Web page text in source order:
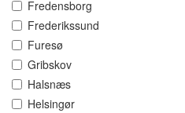
Fredensborg
Frederikssund
Furesø
Gribskov
Halsnæs
Helsingør